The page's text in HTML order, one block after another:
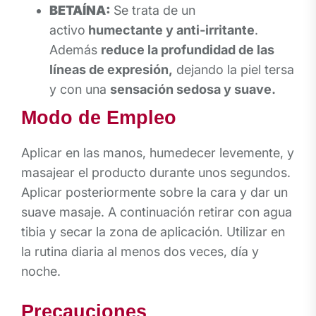
BETAÍNA: Se trata de un
activo humectante y anti-irritante.
Además reduce la profundidad de las
líneas de expresión, dejando la piel tersa
y con una sensación sedosa y suave.
Modo de Empleo
Aplicar en las manos, humedecer levemente, y
masajear el producto durante unos segundos.
Aplicar posteriormente sobre la cara y dar un
suave masaje. A continuación retirar con agua
tibia y secar la zona de aplicación. Utilizar en
la rutina diaria al menos dos veces, día y
noche.